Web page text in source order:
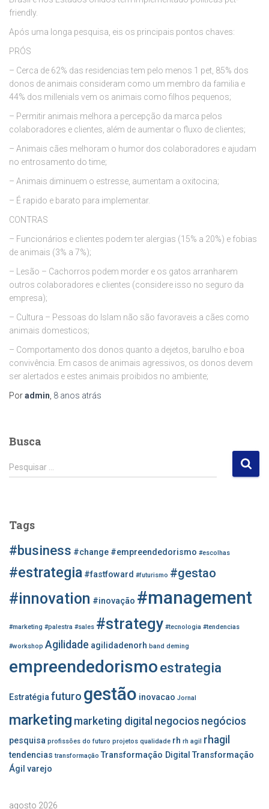
friendly.
Após uma longa pesquisa, eis os principais pontos chaves:
PRÓS
– Cerca de 62% das residencias tem pelo menos 1 pet, 85% dos
donos de animais consideram como um membro da familia e
44% dos millenials vem os animais como filhos pequenos;
– Permitir animais melhora a percepção da marca pelos
colaboradores e clientes, além de aumentar o fluxo de clientes;
– Animais cães melhoram o humor dos colaboradores e ajudam
no entrosamento do time;
– Animais diminuem o estresse, aumentam a oxitocina;
– É rapido e barato para implementar.
CONTRAS
– Funcionários e clientes podem ter alergias (15% a 20%) e fobias
de animais (3% a 7%);
– Lesão – Cachorros podem morder e os gatos arranharem
outros colaboradores e clientes (considere isso no seguro da
empresa);
– Cultura – Pessoas do Islam não são favoraveis a cães como
animais domesticos;
– Comportamento dos donos quanto a dejetos, barulho e boa
convivência. Em casos de animais agressivos, os donos devem
ser alertados e estes animais proibidos no ambiente;
Poradmin 8 anos atrás
Busca
P
e
a
r
o
Pesquisar …
Tags
#business #change #empreendedorismo #escolhas
#estrategia #fastfoward #futurismo #gestao
#innovation #inovação #management
#marketing #palestra #sales #strategy #tecnologia #tendencias
#workshop Agilidade agilidadenorh band deming
empreendedorismoestrategia
Estratégiafuturo gestão inovacao Jornal
marketing marketing digital negocios negócios
pesquisa profissões do futuro projetos qualidade rh rh agil rhagil
tendencias transformação Transformação Digital Transformação
Ágil varejo
agosto 2026